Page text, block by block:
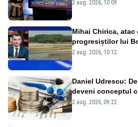
2 aug. 2026, 10:09
Mihai Chirica, atac
progresiștilor lui
protejăm și natura,
2 aug. 2026, 10:12
Daniel Udrescu:
deveni conceptul
viitoare?
2 aug. 2026, 09:22